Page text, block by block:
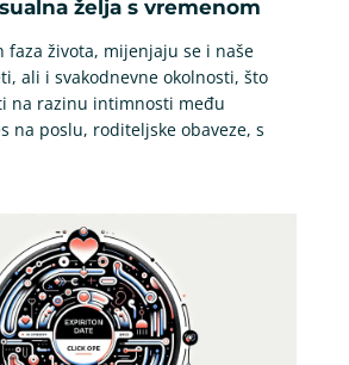
želja s vremenom
faza života, mijenjaju se i naše
ali i svakodnevne okolnosti, što
na razinu intimnosti među
na poslu, roditeljske obaveze, s